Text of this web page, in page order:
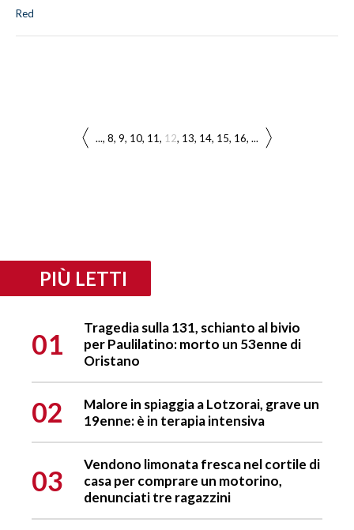
Red
... 8 9 10 11 12 13 14 15 16 ...
PIÙ LETTI
01
Tragedia sulla 131, schianto al bivio
per Paulilatino: morto un 53enne di
Oristano
02
Malore in spiaggia a Lotzorai, grave un
19enne: è in terapia intensiva
03
Vendono limonata fresca nel cortile di
casa per comprare un motorino,
denunciati tre ragazzini